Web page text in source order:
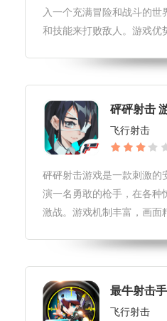
入一个充满冒险和战斗的世
和技能来打败敌人。游戏优
自由移动和控制角色，同时
器来攻击敌人。2.精美的游
砰砰射击
飞行射击
砰砰射击游戏是一款刺激的
演一名勇敢的枪手，在各种
激战。游戏机制丰富，画面
性1.游戏背景设定在一个充
界，玩家将在这里展开一场
最牛射击
飞行射击